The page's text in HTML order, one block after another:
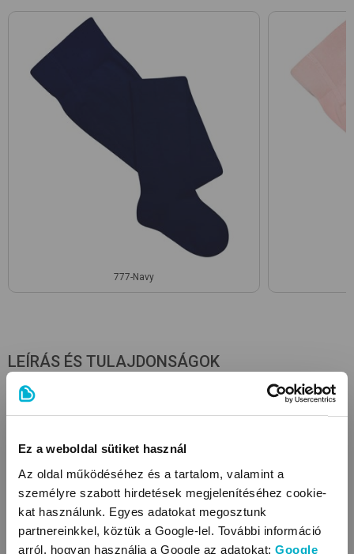
Ez a weboldal sütiket használ
Az oldal működéséhez és a tartalom, valamint a
személyre szabott hirdetések megjelenítéséhez cookie-
kat használunk. Egyes adatokat megosztunk
partnereinkkel, köztük a Google-lel. További információ
arról, hogyan használja a Google az adatokat: Google
777-Navy
LEÍRÁS ÉS TULAJDONSÁGOK
98% organikus pamut , 2% elasztán
Tulajdonságok
Anyagtípus: pamut
Tisztítás: mosógépben mosható
Öko-Tex Standard 100 minősítés